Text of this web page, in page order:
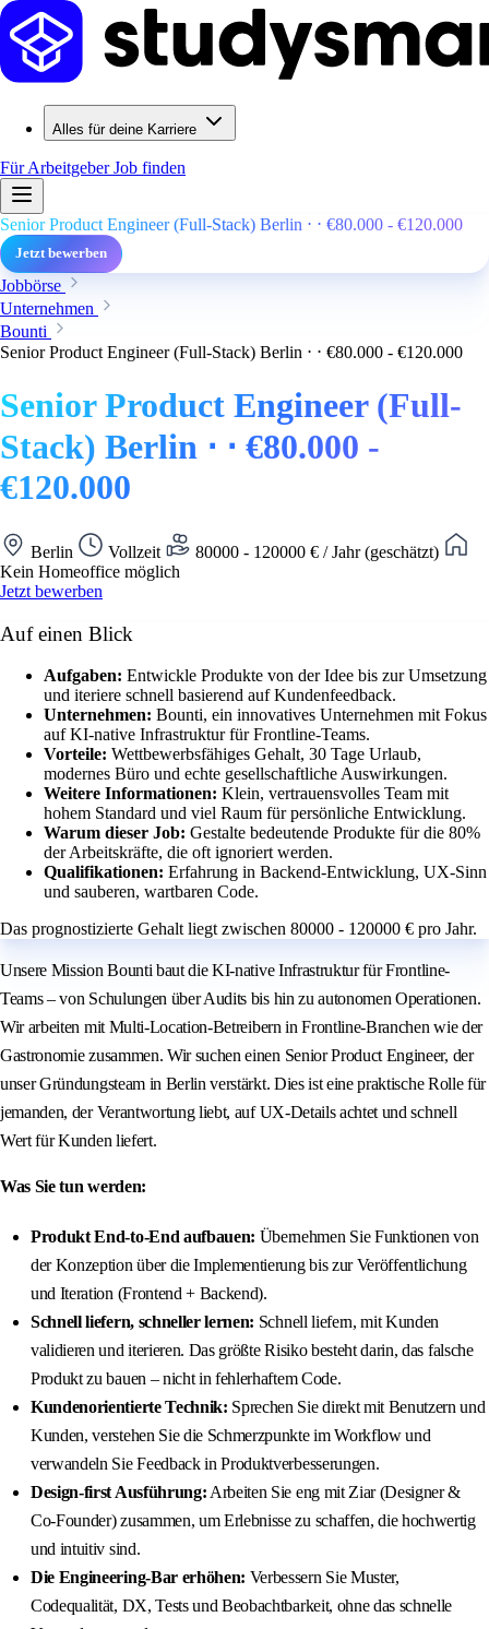
Alles für deine Karriere
Für ArbeitgeberJob finden
Senior Product Engineer (Full-Stack) Berlin ⋅ ⋅ €80.000 - €120.000
Jetzt bewerben
Jobbörse
Unternehmen
Bounti
Senior Product Engineer (Full-Stack) Berlin ⋅ ⋅ €80.000 - €120.000
Senior Product Engineer (Full-
Stack) Berlin ⋅ ⋅ €80.000 -
€120.000
Berlin Vollzeit
80000 - 120000 € / Jahr (geschätzt)
Kein Homeoffice möglich
Jetzt bewerben
Auf einen Blick
Aufgaben: Entwickle Produkte von der Idee bis zur Umsetzung
und iteriere schnell basierend auf Kundenfeedback.
Unternehmen: Bounti, ein innovatives Unternehmen mit Fokus
auf KI-native Infrastruktur für Frontline-Teams.
Vorteile: Wettbewerbsfähiges Gehalt, 30 Tage Urlaub,
modernes Büro und echte gesellschaftliche Auswirkungen.
Weitere Informationen: Klein, vertrauensvolles Team mit
hohem Standard und viel Raum für persönliche Entwicklung.
Warum dieser Job: Gestalte bedeutende Produkte für die 80%
der Arbeitskräfte, die oft ignoriert werden.
Qualifikationen: Erfahrung in Backend-Entwicklung, UX-Sinn
und sauberen, wartbaren Code.
Das prognostizierte Gehalt liegt zwischen 80000 - 120000 € pro Jahr.
Unsere Mission Bounti baut die KI-native Infrastruktur für Frontline-
Teams – von Schulungen über Audits bis hin zu autonomen Operationen.
Wir arbeiten mit Multi-Location-Betreibern in Frontline-Branchen wie der
Gastronomie zusammen. Wir suchen einen Senior Product Engineer, der
unser Gründungsteam in Berlin verstärkt. Dies ist eine praktische Rolle für
jemanden, der Verantwortung liebt, auf UX-Details achtet und schnell
Wert für Kunden liefert.
Was Sie tun werden:
Produkt End-to-End aufbauen: Übernehmen Sie Funktionen von
der Konzeption über die Implementierung bis zur Veröffentlichung
und Iteration (Frontend + Backend).
Schnell liefern, schneller lernen: Schnell liefern, mit Kunden
validieren und iterieren. Das größte Risiko besteht darin, das falsche
Produkt zu bauen – nicht in fehlerhaftem Code.
Kundenorientierte Technik: Sprechen Sie direkt mit Benutzern und
Kunden, verstehen Sie die Schmerzpunkte im Workflow und
verwandeln Sie Feedback in Produktverbesserungen.
Design-first Ausführung: Arbeiten Sie eng mit Ziar (Designer &
Co-Founder) zusammen, um Erlebnisse zu schaffen, die hochwertig
und intuitiv sind.
Die Engineering-Bar erhöhen: Verbessern Sie Muster,
Codequalität, DX, Tests und Beobachtbarkeit, ohne das schnelle